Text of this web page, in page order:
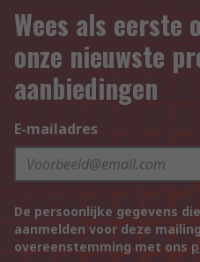
Wees als eerste
onze nieuwste
aanbiedingen
E-mailadres
De persoonlijke gegevens
aanmelden voor deze
overeenstemming met ons